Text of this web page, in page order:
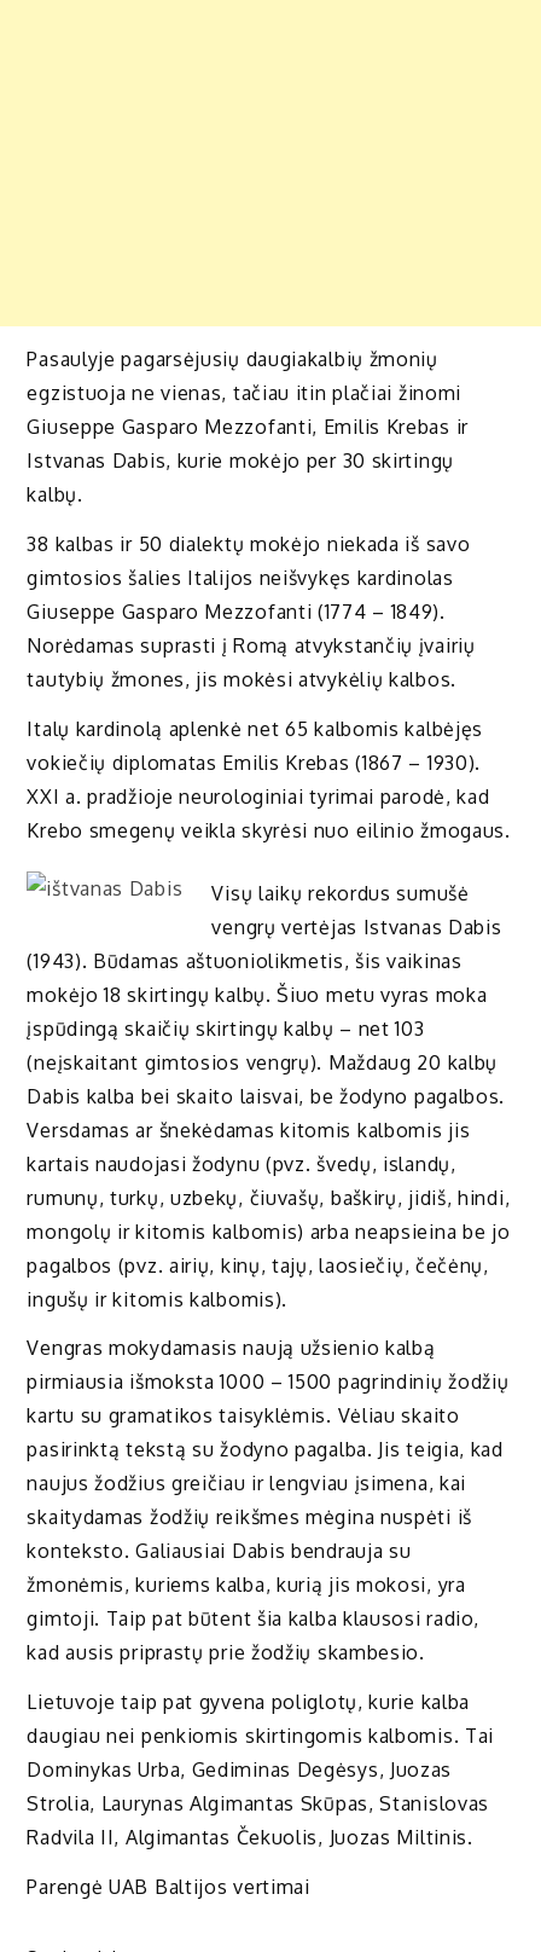
Pasaulyje pagarsėjusių daugiakalbių žmonių
egzistuoja ne vienas, tačiau itin plačiai žinomi
Giuseppe Gasparo Mezzofanti, Emilis Krebas ir
Istvanas Dabis, kurie mokėjo per 30 skirtingų
kalbų.
38 kalbas ir 50 dialektų mokėjo niekada iš savo
gimtosios šalies Italijos neišvykęs kardinolas
Giuseppe Gasparo Mezzofanti (1774 – 1849).
Norėdamas suprasti į Romą atvykstančių įvairių
tautybių žmones, jis mokėsi atvykėlių kalbos.
Italų kardinolą aplenkė net 65 kalbomis kalbėjęs
vokiečių diplomatas Emilis Krebas (1867 – 1930).
XXI a. pradžioje neurologiniai tyrimai parodė, kad
Krebo smegenų veikla skyrėsi nuo eilinio žmogaus.
Visų laikų rekordus sumušė
vengrų vertėjas Istvanas Dabis
(1943). Būdamas aštuoniolikmetis, šis vaikinas
mokėjo 18 skirtingų kalbų. Šiuo metu vyras moka
įspūdingą skaičių skirtingų kalbų – net 103
(neįskaitant gimtosios vengrų). Maždaug 20 kalbų
Dabis kalba bei skaito laisvai, be žodyno pagalbos.
Versdamas ar šnekėdamas kitomis kalbomis jis
kartais naudojasi žodynu (pvz. švedų, islandų,
rumunų, turkų, uzbekų, čiuvašų, baškirų, jidiš, hindi,
mongolų ir kitomis kalbomis) arba neapsieina be jo
pagalbos (pvz. airių, kinų, tajų, laosiečių, čečėnų,
ingušų ir kitomis kalbomis).
Vengras mokydamasis naują užsienio kalbą
pirmiausia išmoksta 1000 – 1500 pagrindinių žodžių
kartu su gramatikos taisyklėmis. Vėliau skaito
pasirinktą tekstą su žodyno pagalba. Jis teigia, kad
naujus žodžius greičiau ir lengviau įsimena, kai
skaitydamas žodžių reikšmes mėgina nuspėti iš
konteksto. Galiausiai Dabis bendrauja su
žmonėmis, kuriems kalba, kurią jis mokosi, yra
gimtoji. Taip pat būtent šia kalba klausosi radio,
kad ausis priprastų prie žodžių skambesio.
Lietuvoje taip pat gyvena poliglotų, kurie kalba
daugiau nei penkiomis skirtingomis kalbomis. Tai
Dominykas Urba, Gediminas Degėsys, Juozas
Strolia, Laurynas Algimantas Skūpas, Stanislovas
Radvila II, Algimantas Čekuolis, Juozas Miltinis.
Parengė UAB Baltijos vertimai